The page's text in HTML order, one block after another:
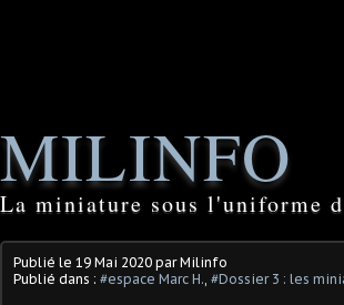
MILINFO
La miniature sous l'uniforme
Publié le 19 Mai 2020 par Milinfo
Publié dans : #espace Marc H., #Dossier 3 : les